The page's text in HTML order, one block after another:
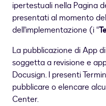
ipertestuali nella Pagina
presentati al momento
dell'implementazione (i “
La pubblicazione di App
soggetta a revisione e
Docusign. I presenti
pubblicare o elencare
Center.